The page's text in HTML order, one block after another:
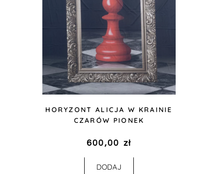
HORYZONT ALICJA W KRAINIE
CZARÓW PIONEK
600,00 zł
DODAJ